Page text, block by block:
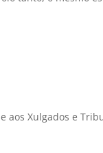
aos Xulgados e